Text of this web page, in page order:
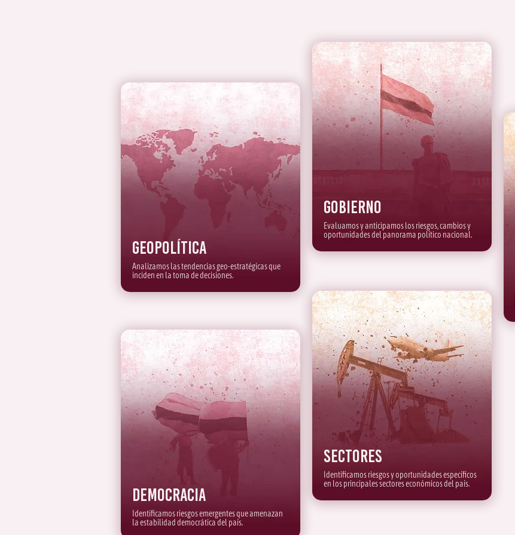
Analizamos las tendencias geo-estratégicas que
inciden en la toma de decisiones.
Geopolítica
Identificamos riesgos emergentes que amenazan
la estabilidad democrática del país.
Democracia
Evaluamos y anticipamos los riesgos, cambios y
oportunidades del panorama político nacional.
Gobierno
Identificamos riesgos y oportunidades específicos
en los principales sectores económicos del país.
Sectores